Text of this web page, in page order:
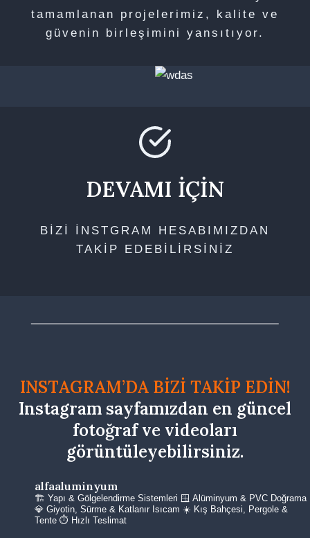
tamamlanan projelerimiz, kalite ve
güvenin birleşimini yansıtıyor.
DEVAMI İÇİN
BİZİ İNSTGRAM HESABIMIZDAN
TAKİP EDEBİLİRSİNİZ
INSTAGRAM’DA BİZİ TAKİP EDİN!
Instagram sayfamızdan en güncel
fotoğraf ve videoları
görüntüleyebilirsiniz.
alfaaluminyum
🏗️ Yapı & Gölgelendirme Sistemleri 🪟 Alüminyum & PVC Doğrama
💎 Giyotin, Sürme & Katlanır Isıcam ☀️ Kış Bahçesi, Pergole &
Tente ⏱️ Hızlı Teslimat